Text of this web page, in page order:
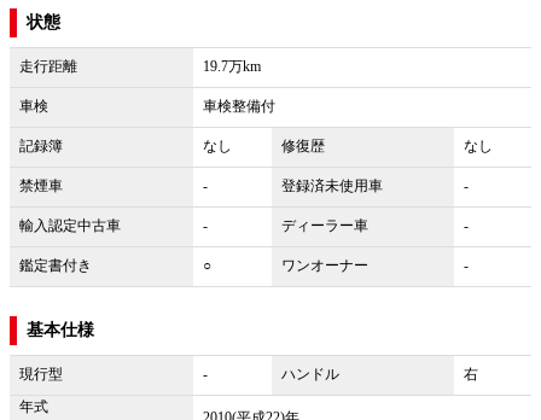
状態
走行距離 19.7万km
車検 車検整備付
記録簿 なし 修復歴 なし
禁煙車 - 登録済未使用車 -
輸入認定中古車 - ディーラー車 -
鑑定書付き ○ ワンオーナー -
基本仕様
現行型 - ハンドル
右
年式